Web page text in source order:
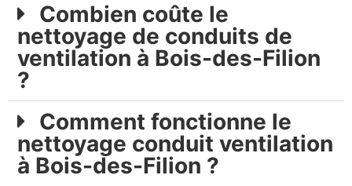
Combien coûte le
nettoyage de conduits de
ventilation à Bois-des-Filion
?
Comment fonctionne le
nettoyage conduit ventilation
à Bois-des-Filion ?